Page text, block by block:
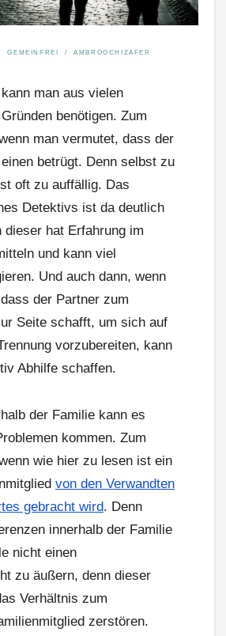
GEMEINFREI / AMBROOCHIZAFER
man aus vielen
benötigen. Zum
man vermutet, dass der
betrügt. Denn selbst zu
oft zu auffällig. Das
Detektivs ist da deutlich
dieser hat Erfahrung im
und kann viel
Und auch dann, wenn
der Partner zum
Seite schafft, um sich auf
vorzubereiten, kann
Abhilfe schaffen.
der Familie kann es
kommen. Zum
wie hier zu lesen ist ein
von den Verwandten
gebracht wird. Denn
innerhalb der Familie
nicht einen
zu äußern, denn dieser
Verhältnis zum
zerstören.